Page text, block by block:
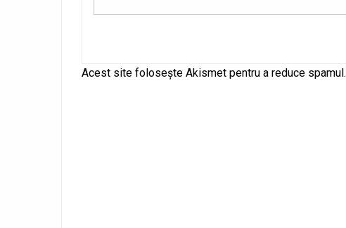
Alternative:
Acest site folosește Akismet pentru a reduce spamul.